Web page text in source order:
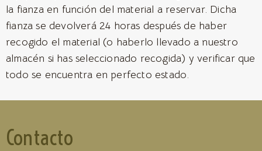
la fianza en función del material a reservar. Dicha
fianza se devolverá 24 horas después de haber
recogido el material (o haberlo llevado a nuestro
almacén si has seleccionado recogida) y verificar que
todo se encuentra en perfecto estado.
Contacto